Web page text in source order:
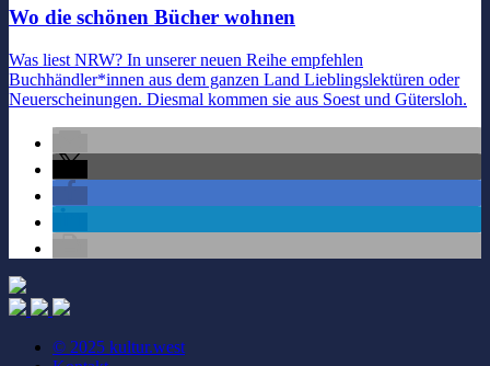
Wo die schönen Bücher wohnen
Was liest NRW? In unserer neuen Reihe empfehlen
Buchhändler*innen aus dem ganzen Land Lieblingslektüren oder
Neuerscheinungen. Diesmal kommen sie aus Soest und Gütersloh.
© 2025 kultur.west